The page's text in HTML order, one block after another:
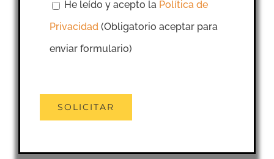
He leído y acepto la Política de
Privacidad (Obligatorio aceptar para
enviar formulario)